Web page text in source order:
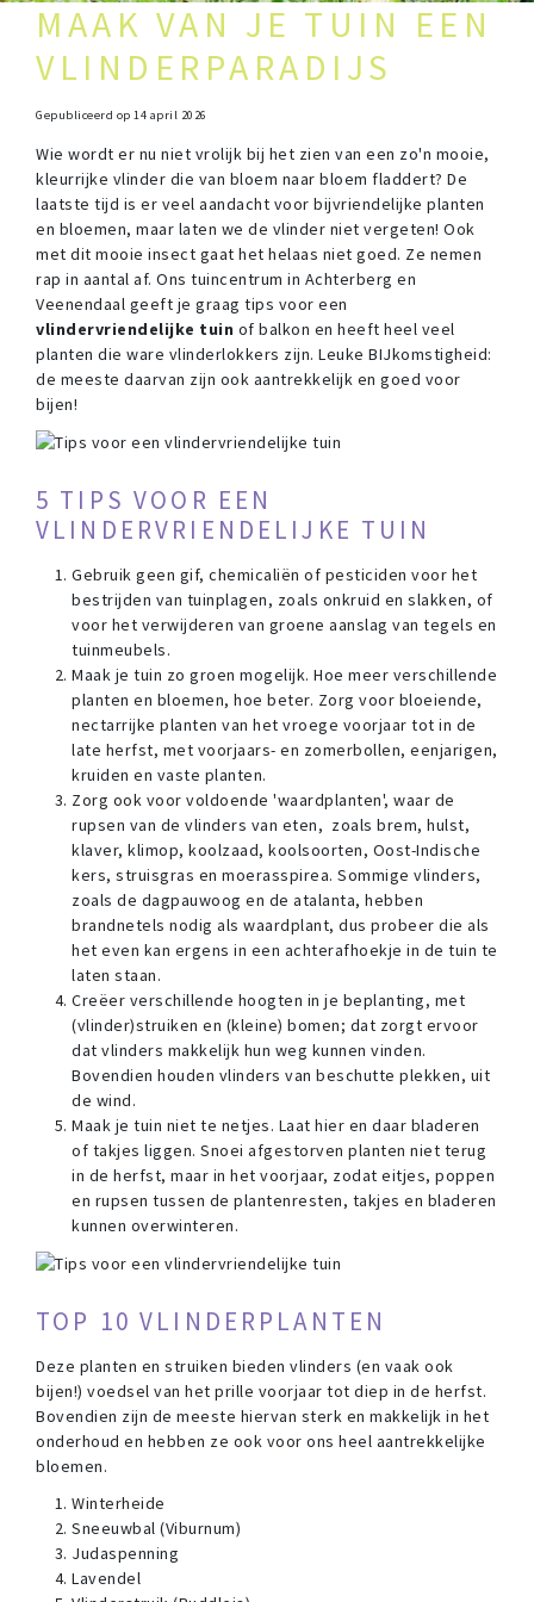
MAAK VAN JE TUIN EEN
VLINDERPARADIJS
Gepubliceerd op 14 april 2026
Wie wordt er nu niet vrolijk bij het zien van een zo'n mooie,
kleurrijke vlinder die van bloem naar bloem fladdert? De
laatste tijd is er veel aandacht voor bijvriendelijke planten
en bloemen, maar laten we de vlinder niet vergeten! Ook
met dit mooie insect gaat het helaas niet goed. Ze nemen
rap in aantal af. Ons tuincentrum in Achterberg en
Veenendaal geeft je graag tips voor een
vlindervriendelijke tuin of balkon en heeft heel veel
planten die ware vlinderlokkers zijn. Leuke BIJkomstigheid:
de meeste daarvan zijn ook aantrekkelijk en goed voor
bijen!
5 TIPS VOOR EEN
VLINDERVRIENDELIJKE TUIN
Gebruik geen gif, chemicaliën of pesticiden voor het
bestrijden van tuinplagen, zoals onkruid en slakken, of
voor het verwijderen van groene aanslag van tegels en
tuinmeubels.
Maak je tuin zo groen mogelijk. Hoe meer verschillende
planten en bloemen, hoe beter. Zorg voor bloeiende,
nectarrijke planten van het vroege voorjaar tot in de
late herfst, met voorjaars- en zomerbollen, eenjarigen,
kruiden en vaste planten.
Zorg ook voor voldoende 'waardplanten', waar de
rupsen van de vlinders van eten, zoals brem, hulst,
klaver, klimop, koolzaad, koolsoorten, Oost-Indische
kers, struisgras en moerasspirea. Sommige vlinders,
zoals de dagpauwoog en de atalanta, hebben
brandnetels nodig als waardplant, dus probeer die als
het even kan ergens in een achterafhoekje in de tuin te
laten staan.
Creëer verschillende hoogten in je beplanting, met
(vlinder)struiken en (kleine) bomen; dat zorgt ervoor
dat vlinders makkelijk hun weg kunnen vinden.
Bovendien houden vlinders van beschutte plekken, uit
de wind.
Maak je tuin niet te netjes. Laat hier en daar bladeren
of takjes liggen. Snoei afgestorven planten niet terug
in de herfst, maar in het voorjaar, zodat eitjes, poppen
en rupsen tussen de plantenresten, takjes en bladeren
kunnen overwinteren.
TOP 10 VLINDERPLANTEN
Deze planten en struiken bieden vlinders (en vaak ook
bijen!) voedsel van het prille voorjaar tot diep in de herfst.
Bovendien zijn de meeste hiervan sterk en makkelijk in het
onderhoud en hebben ze ook voor ons heel aantrekkelijke
bloemen.
Winterheide
Sneeuwbal (Viburnum)
Judaspenning
Lavendel